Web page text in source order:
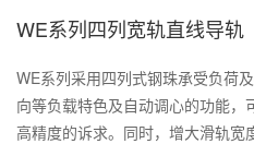
WE系列四列宽轨直线导轨
WE系列采用四列式钢珠承受负荷
向等负载特色及自动调心的功能，
高精度的诉求。同时，增大滑轨宽